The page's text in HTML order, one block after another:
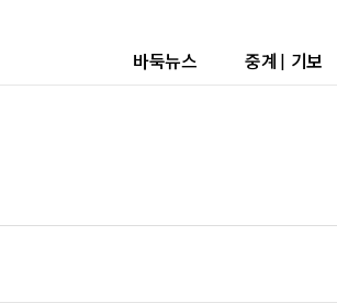
바둑뉴스 중계 | 기보